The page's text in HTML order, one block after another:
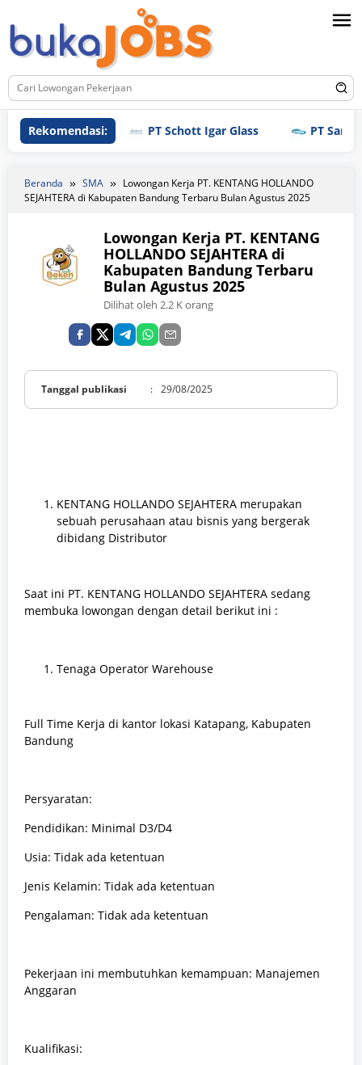
ke
konten
Rekomendasi: PT Schott Igar Glass PT Samjin
Beranda SMA
Lowongan Kerja PT. KENTANG HOLLANDO
SEJAHTERA di Kabupaten Bandung Terbaru Bulan Agustus 2025
Lowongan Kerja PT. KENTANG
HOLLANDO SEJAHTERA di
Kabupaten Bandung Terbaru
Bulan Agustus 2025
Dilihat oleh 2.2 K orang
Tanggal publikasi : 29/08/2025
KENTANG HOLLANDO SEJAHTERA merupakan
sebuah perusahaan atau bisnis yang bergerak
dibidang Distributor
Saat ini PT. KENTANG HOLLANDO SEJAHTERA sedang
membuka lowongan dengan detail berikut ini :
Tenaga Operator Warehouse
Full Time Kerja di kantor lokasi Katapang, Kabupaten
Bandung
Persyaratan:
Pendidikan: Minimal D3/D4
Usia: Tidak ada ketentuan
Jenis Kelamin: Tidak ada ketentuan
Pengalaman: Tidak ada ketentuan
Pekerjaan ini membutuhkan kemampuan: Manajemen
Anggaran
Kualifikasi: